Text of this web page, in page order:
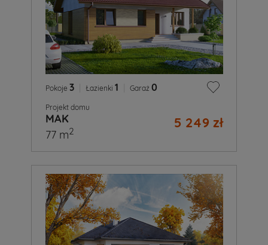
Pokoje 3 Łazienki 1 Garaż 0
Projekt domu
MAK 5 249 zł
77 m2